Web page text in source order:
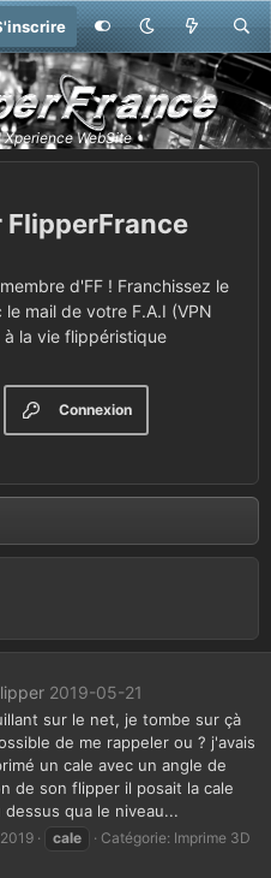
FlipperFrance
d'FF ! Franchissez le
mail de votre F.A.I (VPN
la vie flippéristique
Connexion
2019-05-21
sur le net, je tombe sur çà
de me rappeler ou ? j'avais
un cale avec un angle de
de son flipper il posait la cale
qua le niveau...
cale Catégorie: Imprime 3D